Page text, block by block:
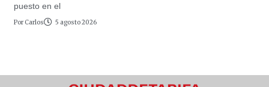
puesto en el
Por Carlos 5 agosto 2026